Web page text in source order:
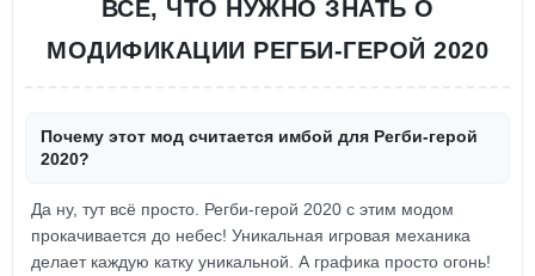
ВСЕ, ЧТО НУЖНО ЗНАТЬ О
МОДИФИКАЦИИ РЕГБИ-ГЕРОЙ 2020
Почему этот мод считается имбой для Регби-герой
2020?
Да ну, тут всё просто. Регби-герой 2020 с этим модом
прокачивается до небес! Уникальная игровая механика
делает каждую катку уникальной. А графика просто огонь!